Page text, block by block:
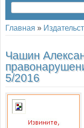
Главная »
Чашин
5/2016